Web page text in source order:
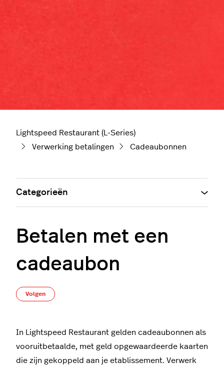
Lightspeed Restaurant (L-Series)
Verwerking betalingen
Cadeaubonnen
Betalen met een
cadeaubon
Volgen
In Lightspeed Restaurant gelden cadeaubonnen als
vooruitbetaalde, met geld opgewaardeerde kaarten
die zijn gekoppeld aan je etablissement. Verwerk
Categorieën